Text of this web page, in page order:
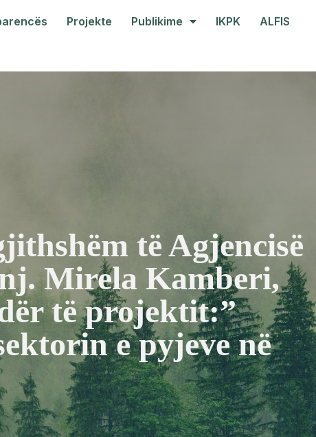
Projekte Publikime IKPK ALFIS
të Agjencisë
Mirela Kamberi,
të projektit:”
e pyjeve në